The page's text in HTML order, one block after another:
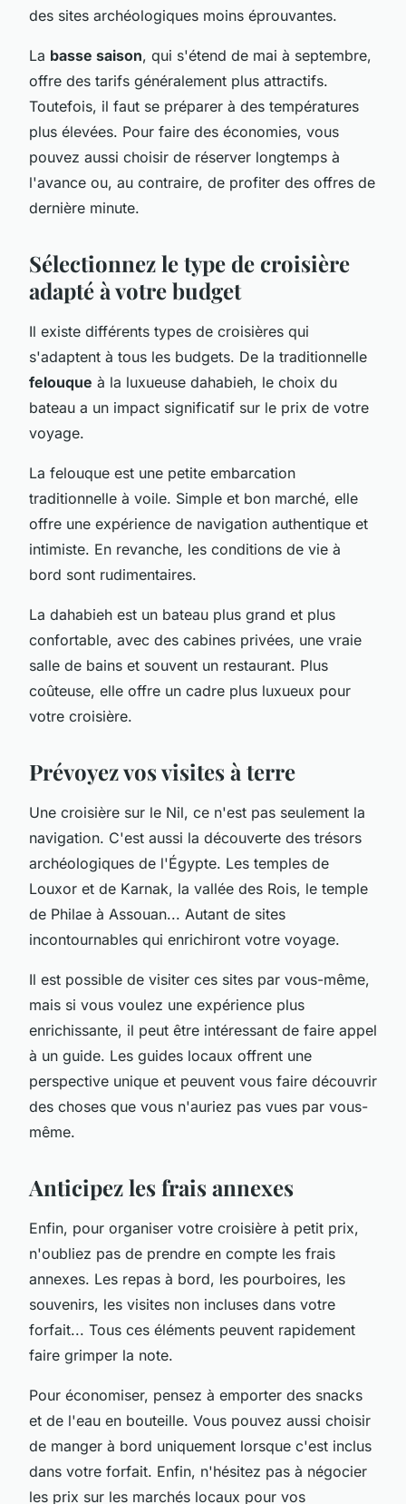
des sites archéologiques moins éprouvantes.
La basse saison, qui s'étend de mai à septembre,
offre des tarifs généralement plus attractifs.
Toutefois, il faut se préparer à des températures
plus élevées. Pour faire des économies, vous
pouvez aussi choisir de réserver longtemps à
l'avance ou, au contraire, de profiter des offres de
dernière minute.
Sélectionnez le type de croisière
adapté à votre budget
Il existe différents types de croisières qui
s'adaptent à tous les budgets. De la traditionnelle
felouque à la luxueuse dahabieh, le choix du
bateau a un impact significatif sur le prix de votre
voyage.
La felouque est une petite embarcation
traditionnelle à voile. Simple et bon marché, elle
offre une expérience de navigation authentique et
intimiste. En revanche, les conditions de vie à
bord sont rudimentaires.
La dahabieh est un bateau plus grand et plus
confortable, avec des cabines privées, une vraie
salle de bains et souvent un restaurant. Plus
coûteuse, elle offre un cadre plus luxueux pour
votre croisière.
Prévoyez vos visites à terre
Une croisière sur le Nil, ce n'est pas seulement la
navigation. C'est aussi la découverte des trésors
archéologiques de l'Égypte. Les temples de
Louxor et de Karnak, la vallée des Rois, le temple
de Philae à Assouan... Autant de sites
incontournables qui enrichiront votre voyage.
Il est possible de visiter ces sites par vous-même,
mais si vous voulez une expérience plus
enrichissante, il peut être intéressant de faire appel
à un guide. Les guides locaux offrent une
perspective unique et peuvent vous faire découvrir
des choses que vous n'auriez pas vues par vous-
même.
Anticipez les frais annexes
Enfin, pour organiser votre croisière à petit prix,
n'oubliez pas de prendre en compte les frais
annexes. Les repas à bord, les pourboires, les
souvenirs, les visites non incluses dans votre
forfait... Tous ces éléments peuvent rapidement
faire grimper la note.
Pour économiser, pensez à emporter des snacks
et de l'eau en bouteille. Vous pouvez aussi choisir
de manger à bord uniquement lorsque c'est inclus
dans votre forfait. Enfin, n'hésitez pas à négocier
les prix sur les marchés locaux pour vos